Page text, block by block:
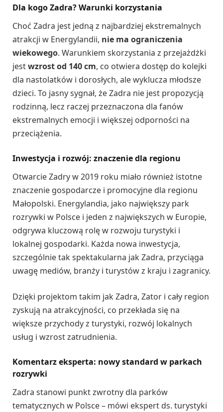
Dla kogo Zadra? Warunki korzystania
Choć Zadra jest jedną z najbardziej ekstremalnych
atrakcji w Energylandii, nie ma ograniczenia
wiekowego. Warunkiem skorzystania z przejażdżki
jestwzrost od 140 cm, co otwiera dostęp do kolejki
dla nastolatków i dorosłych, ale wyklucza młodsze
dzieci. To jasny sygnał, że Zadra nie jest propozycją
rodzinną, lecz raczej przeznaczona dla fanów
ekstremalnych emocji i większej odporności na
przeciążenia.
Inwestycja i rozwój: znaczenie dla regionu
Otwarcie Zadry w 2019 roku miało również istotne
znaczenie gospodarcze i promocyjne dla regionu
Małopolski. Energylandia, jako największy park
rozrywki w Polsce i jeden z największych w Europie,
odgrywa kluczową rolę w rozwoju turystyki i
lokalnej gospodarki. Każda nowa inwestycja,
szczególnie tak spektakularna jak Zadra, przyciąga
uwagę mediów, branży i turystów z kraju i zagranicy.
Dzięki projektom takim jak Zadra, Zator i cały region
zyskują na atrakcyjności, co przekłada się na
większe przychody z turystyki, rozwój lokalnych
usług i wzrost zatrudnienia.
Komentarz eksperta: nowy standard w parkach
rozrywki
Zadra stanowi punkt zwrotny dla parków
tematycznych w Polsce – mówi ekspert ds. turystyki